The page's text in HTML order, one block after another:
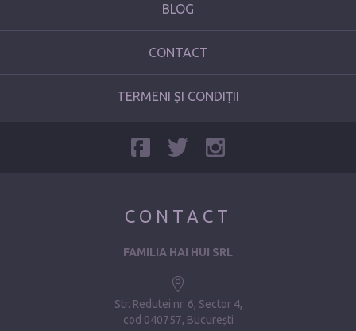
BLOG
CONTACT
TERMENI ȘI CONDIȚII
CONTACT
FAMILIA HAI HUI SRL
Str. Redutei nr. 6, Sector 4
cod 040757, București